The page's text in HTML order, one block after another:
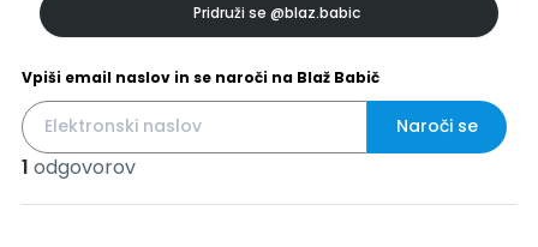
Pridruži se @blaz.babic
Vpiši email naslov in se naroči na Blaž Babič
Naroči se
1 odgovorov